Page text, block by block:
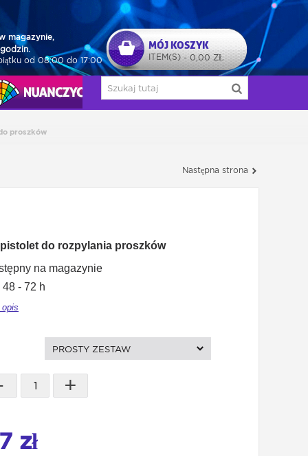
MÓJ KOSZYK
ITEM(S) - 0,00 ZŁ
magazynie,
od 08:00 do 17:00
NUAŃCZYCY
proszków
Następna strona
do rozpylania proszków
na magazynie
- 72 h
opis
PROSTY ZESTAW
+
zł